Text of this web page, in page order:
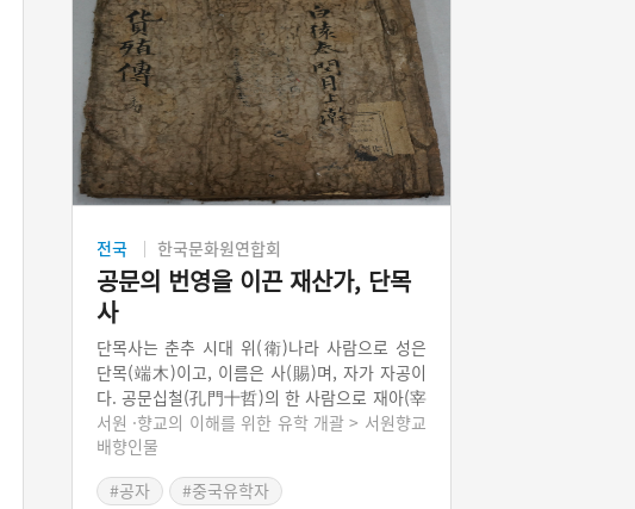
전국 한국문화원연합회
공문의 번영을 이끈 재산가, 단목
사
단목사는 춘추 시대 위(衛)나라 사람으로 성은
단목(端木)이고, 이름은 사(賜)며, 자가 자공이
다. 공문십철(孔門十哲)의 한 사람으로 재아(宰
我)와 더불어 언변에 뛰어났다고 한다. 그는 언
변으로 외교술에 두각을 나타냈다. 단목사는 이
재가(理財家)로서도 알려져 수천 금(金)의 재산
을 모았다. 공문(孔門)의 번영은 그의 경제적 원
서원 ·향교의 이해를 위한 유학 개괄 > 서원향교
배향인물
#공자
#중국유학자